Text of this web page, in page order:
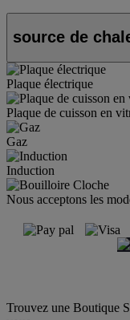
source de
Plaque électrique
Plaque de cuisson en
Gaz
Induction
Nous acceptons les
Trouvez une Boutique